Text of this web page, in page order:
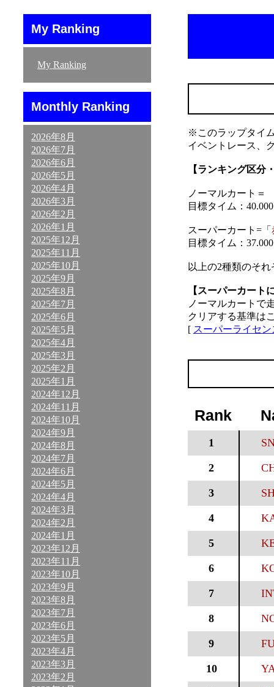
My Ranking
My Ranking
Monthly Ranking
2026年8月
2026年7月
2026年6月
2026年5月
2026年4月
2026年3月
2026年2月
2026年1月
2025年12月
2025年11月
2025年10月
2025年9月
2025年8月
2025年7月
2025年6月
2025年5月
2025年4月
2025年3月
2025年2月
2025年1月
2024年12月
2024年11月
2024年10月
2024年9月
2024年8月
2024年7月
2024年6月
2024年5月
2024年4月
2024年3月
2024年2月
2024年1月
2023年12月
2023年11月
2023年10月
2023年9月
2023年8月
2023年7月
2023年6月
2023年5月
2023年4月
2023年3月
2023年2月
※このラップタイ
イベントレース、
【ランキング区分
ノーマルカート＝
目標タイム：
スーパーカート=「
目標タイム：
以上の2種類のそ
【スーパーカート
ノーマルカートで
クリアする基準は
[ スーパーライセ
Rank
1
2
3
4
5
6
7
8
9
10